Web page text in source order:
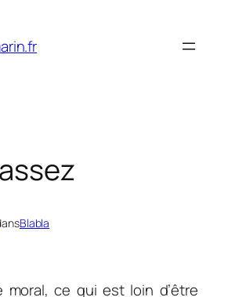
Blabla
moral, ce qui est loin d’être